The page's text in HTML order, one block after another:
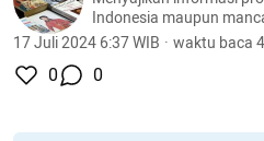
Indonesia maupun
17 Juli 2024 6:37 WIB · waktu baca
0 0